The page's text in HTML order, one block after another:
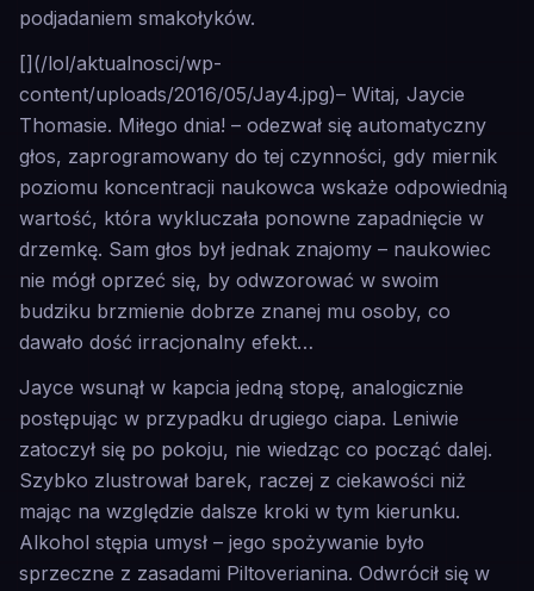
podjadaniem smakołyków.
[](/lol/aktualnosci/wp-
content/uploads/2016/05/Jay4.jpg)– Witaj, Jaycie
Thomasie. Miłego dnia! – odezwał się automatyczny
głos, zaprogramowany do tej czynności, gdy miernik
poziomu koncentracji naukowca wskaże odpowiednią
wartość, która wykluczała ponowne zapadnięcie w
drzemkę. Sam głos był jednak znajomy – naukowiec
nie mógł oprzeć się, by odwzorować w swoim
budziku brzmienie dobrze znanej mu osoby, co
dawało dość irracjonalny efekt…
Jayce wsunął w kapcia jedną stopę, analogicznie
postępując w przypadku drugiego ciapa. Leniwie
zatoczył się po pokoju, nie wiedząc co począć dalej.
Szybko zlustrował barek, raczej z ciekawości niż
mając na względzie dalsze kroki w tym kierunku.
Alkohol stępia umysł – jego spożywanie było
sprzeczne z zasadami Piltoverianina. Odwrócił się w